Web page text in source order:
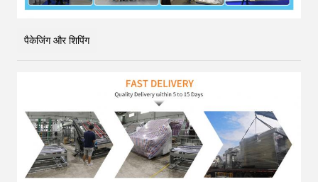
पैकेजिंग और शिपिंग